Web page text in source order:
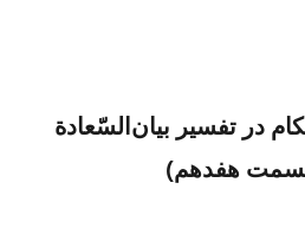
در تفسیر بیان‌السّعادة
هفدهم)